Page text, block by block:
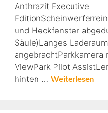
Anthrazit Executive
und Heckfenster
Säule)Langes
angebrachtParkkamera
ViewPark Pilot
hinten … Weiterlesen